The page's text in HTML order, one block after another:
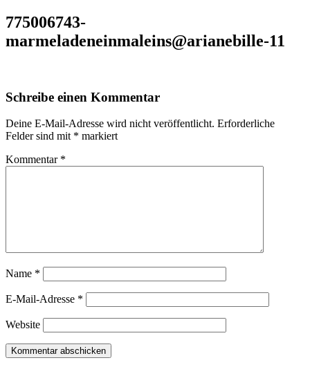
775006743-
marmeladeneinmaleins@arianebille-11
Schreibe einen Kommentar
Deine E-Mail-Adresse wird nicht veröffentlicht. Erforderliche
Felder sind mit * markiert
Kommentar *
Name *
E-Mail-Adresse *
Website